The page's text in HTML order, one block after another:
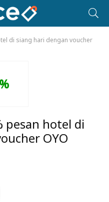
di siang hari dengan voucher
pesan hotel di
OYO